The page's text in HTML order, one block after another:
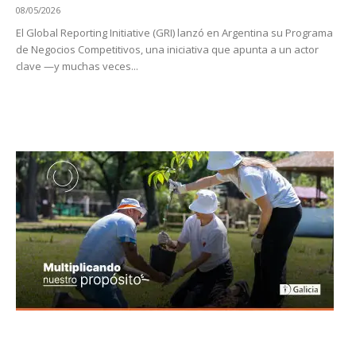
08/05/2026
El Global Reporting Initiative (GRI) lanzó en Argentina su Programa
de Negocios Competitivos, una iniciativa que apunta a un actor
clave —y muchas veces...